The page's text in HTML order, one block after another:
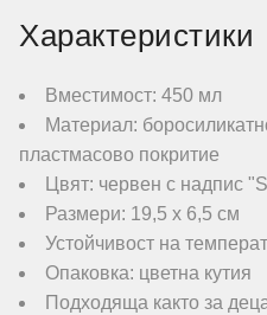
Характеристики
Вместимост: 450 мл
Материал:
пластмасово покритие
Цвят: червен с надпис
Размери: 19,5 х 6,5 см
Устойчивост на
Опаковка: цветна кутия
Подходяща както за